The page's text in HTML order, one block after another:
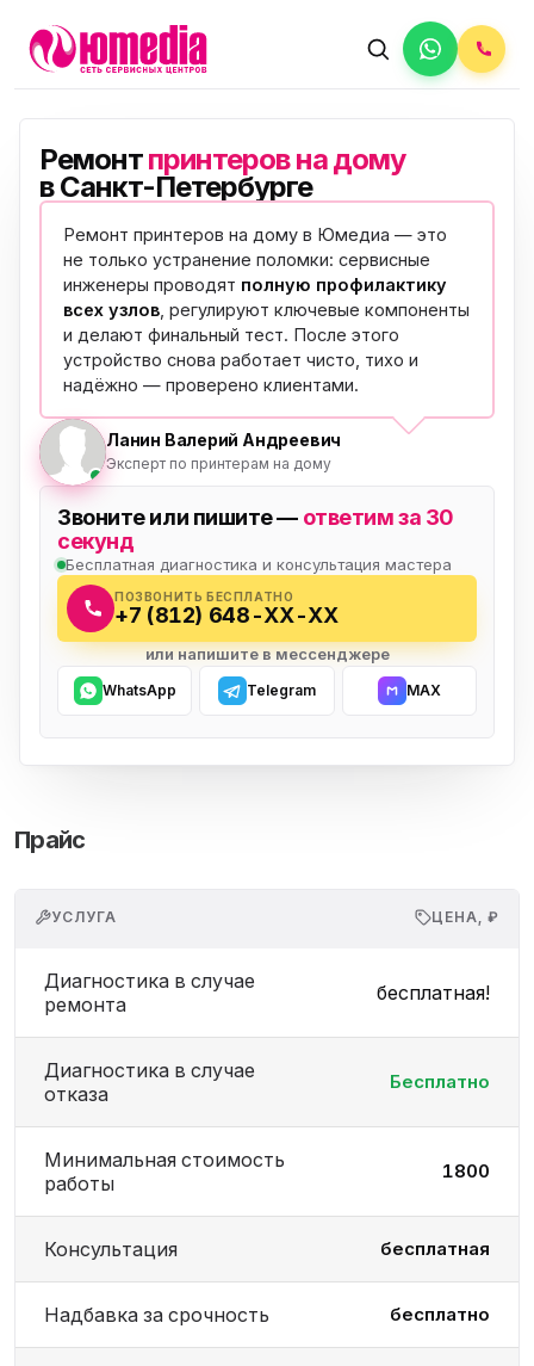
Ремонтпринтеров на дому
в Санкт-Петербурге
Ремонт принтеров на дому в Юмедиа — это
не только устранение поломки: сервисные
инженеры проводят полную профилактику
всех узлов , регулируют ключевые компоненты
и делают финальный тест. После этого
устройство снова работает чисто, тихо и
надёжно — проверено клиентами.
Ланин Валерий Андреевич
Эксперт по принтерам на дому
Звоните или пишите — ответим за 30
секунд
Бесплатная диагностика и консультация мастера
ПОЗВОНИТЬ БЕСПЛАТНО
+7 (812) 648-XX-XX
или напишите в мессенджере
WhatsApp Telegram MAX
Прайс
УСЛУГА ЦЕНА, ₽
Диагностика в случае
ремонта
бесплатная!
Диагностика в случае
отказа
Бесплатно
Минимальная стоимость
работы
1800
Консультация бесплатная
Надбавка за срочность бесплатно